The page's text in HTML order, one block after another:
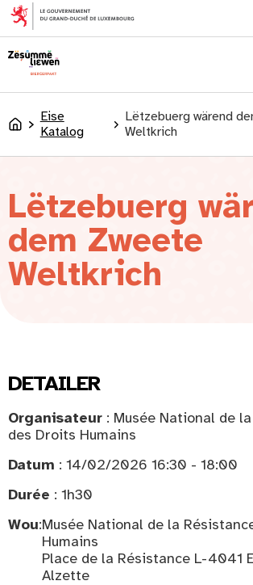
content
Accueil
Eise
Katalog
Lëtzebuerg wärend
Weltkrich
Lëtzebuerg
dem Zweete
Weltkrich
DETAILER
Organisateur : Musée National de
des Droits Humains
Datum : 14/02/2026 16:30 - 18:00
Durée : 1h30
Wou:Musée National de la
Humains
Place de la Résistance L-4041
Alzette